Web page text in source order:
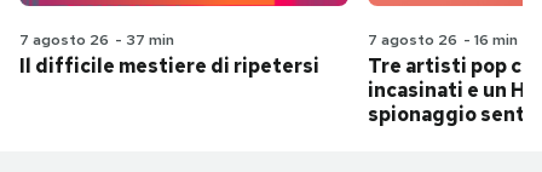
7 agosto 26 - 37 min
Il difficile mestiere di ripetersi
7 agosto 26 - 16 min
Tre artisti pop
incasinati e un
spionaggio